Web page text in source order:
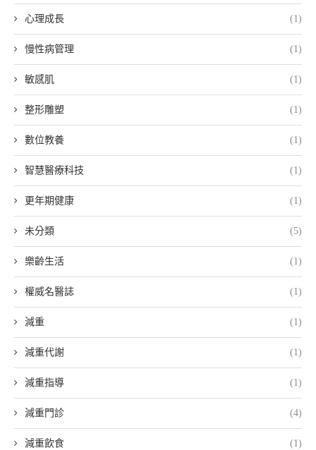
心理成長 (1)
慢性病管理 (1)
敏感肌 (1)
整形雕塑 (1)
數位教養 (1)
智慧醫療科技 (1)
更年期健康 (1)
未分類 (5)
樂齡生活 (1)
權威名醫誌 (1)
減重 (1)
減重代謝 (1)
減重指導 (1)
減重門診 (4)
減重飲食 (1)